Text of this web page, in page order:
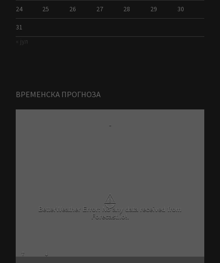
24 25 26 27 28 29 30
31
« јул
ВРЕМЕНСКА ПРОГНОЗА
-
⚠
Critical problem in Better Weather Ajax calls